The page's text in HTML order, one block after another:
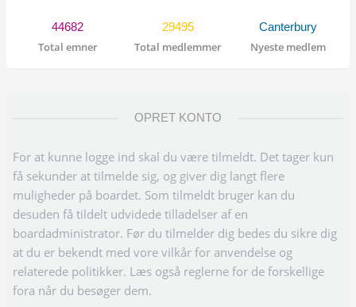
44682
Total emner
29495
Total medlemmer
Canterbury
Nyeste medlem
OPRET KONTO
For at kunne logge ind skal du være tilmeldt. Det tager kun
få sekunder at tilmelde sig, og giver dig langt flere
muligheder på boardet. Som tilmeldt bruger kan du
desuden få tildelt udvidede tilladelser af en
boardadministrator. Før du tilmelder dig bedes du sikre dig
at du er bekendt med vore vilkår for anvendelse og
relaterede politikker. Læs også reglerne for de forskellige
fora når du besøger dem.